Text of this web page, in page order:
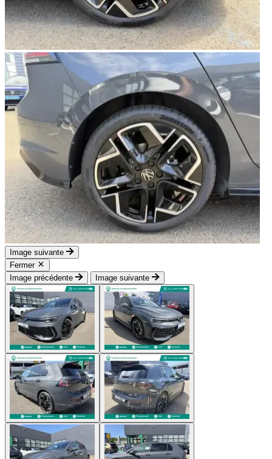
Image suivante
Fermer
Image précédente
Image suivante